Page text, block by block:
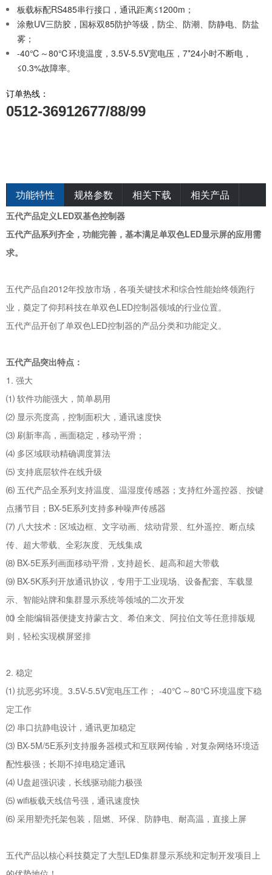
板载标配RS485串行接口，通讯距离≤1200m；
涂敷UV三防胶，国标双85防护等级，防尘、防潮、防静电、防盐
雾；
-40℃～80℃环境温度，3.5V-5.5V宽电压，7*24小时不断电，
≤0.3%故障率。
订单热线：
0512-36912677/88/99
功能特性 规格参数 相关下载 相关产品
五代产品定义LED双基色控制器
五代产品系列齐全，功能完善，基本满足单双色LED显示屏的应用需
求。
五代产品自2012年投放市场，各项关键技术和综合性能始终领跑行
业，奠定了仰邦科技在单双色LED控制器领域的行业位置。
五代产品开创了单双色LED控制器的产品分类和功能定义。
五代产品突出特点：
1. 强大
⑴ 软件功能强大，简单易用
⑵ 显示亮度高，控制面积大，通讯速度快
⑶ 刷新率高，画面稳定，移动平滑；
⑷ 多区域联动精确调度算法
⑸ 支持底层软件在线升级
⑹ 五代产品全系列支持温度、温湿度传感器；支持红外遥控器、按键
点播节目；BX-5E系列支持多种噪声传感器
⑺ 八大技术：区域边框、文字动画、炫动背景、红外遥控、断点续
传、超大带载、全彩灰度、无线集成
⑻ BX-5E系列画面移动平滑，支持超长、超高和超大带载
⑼ BX-5K系列开放通讯协议，专用于工业现场、设备配套、车载显
示、智能站牌和集群显示系统等领域的二次开发
⑽ 全能编辑器便捷支持蒙古文、希伯来文、阿拉伯文等任意排版规
则，轻松实现横屏竖排
2. 稳定
⑴ 抗恶劣环境。3.5V-5.5V宽电压工作； -40℃～80℃环境温度下稳
定工作
⑵ 串口抗静电设计，通讯更加稳定
⑶ BX-5M/5E系列支持服务器模式和互联网传输，对复杂网络环境适
配性极强；长期不掉电稳定通讯
⑷ U盘超强识读，长线驱动能力极强
⑸ wifi板载天线信号强，通讯速度快
⑹ 采用塑壳托架包装，阻燃、环保、防静电、耐高温，直接上屏
五代产品以核心科技奠定了大型LED集群显示系统和定制开发项目上